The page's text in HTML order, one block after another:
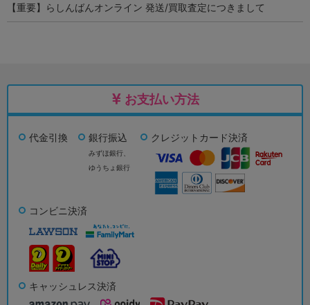
【重要】らしんばんオンライン 発送/買取査定につきまして
お支払い方法
代金引換 銀行振込
みずほ銀行、
ゆうちょ銀行
クレジットカード決済
コンビニ決済
キャッシュレス決済